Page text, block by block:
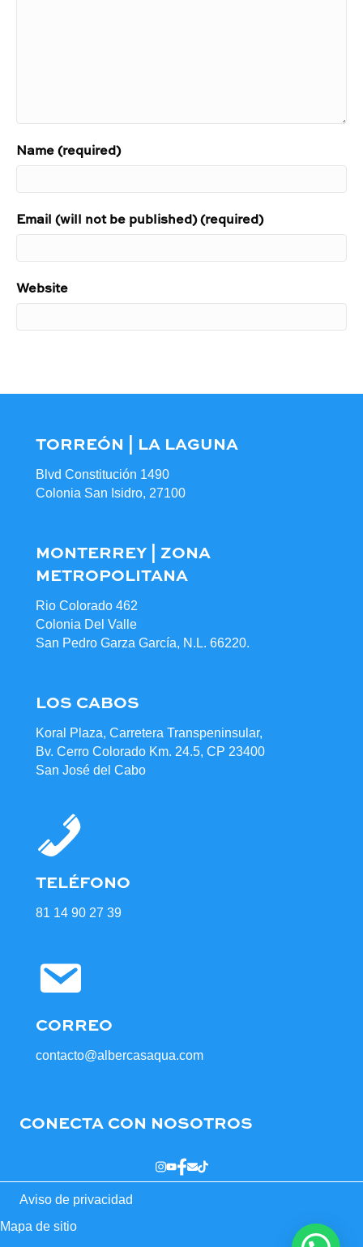
Name (required)
Email (will not be published) (required)
Website
TORREÓN | LA LAGUNA
Blvd Constitución 1490
Colonia San Isidro, 27100
MONTERREY | ZONA
METROPOLITANA
Rio Colorado 462
Colonia Del Valle
San Pedro Garza García, N.L. 66220.
LOS CABOS
Koral Plaza, Carretera Transpeninsular,
Bv. Cerro Colorado Km. 24.5, CP 23400
San José del Cabo
TELÉFONO
81 14 90 27 39
CORREO
contacto@albercasaqua.com
CONECTA CON NOSOTROS
Aviso de privacidad
Mapa de sitio